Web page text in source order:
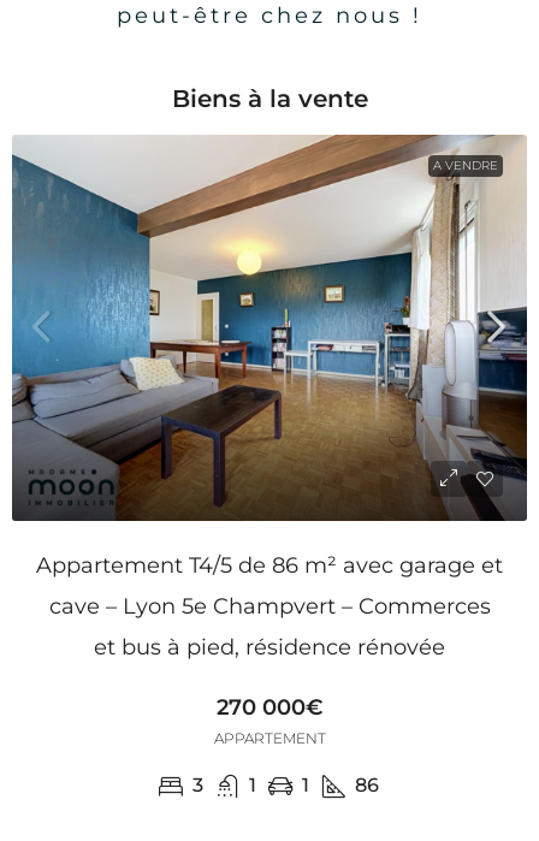
peut-être chez nous !
Biens à la vente
A VENDRE
Appartement T4/5 de 86 m² avec garage et
cave – Lyon 5e Champvert – Commerces
et bus à pied, résidence rénovée
270 000€
APPARTEMENT
3 1 1 86